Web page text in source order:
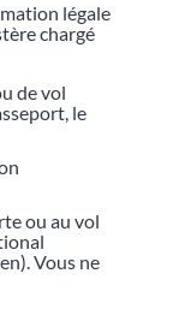
légale
chargé
de vol
le
ou au vol
Vous ne